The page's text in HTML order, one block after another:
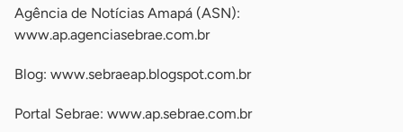
Agência de Notícias Amapá (ASN):
www.ap.agenciasebrae.com.br
Blog: www.sebraeap.blogspot.com.br
Portal Sebrae: www.ap.sebrae.com.br